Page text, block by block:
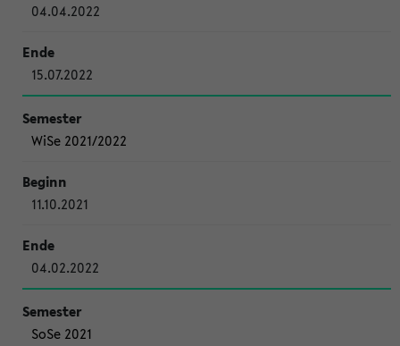
04.04.2022
15.07.2022
WiSe 2021/2022
11.10.2021
04.02.2022
SoSe 2021